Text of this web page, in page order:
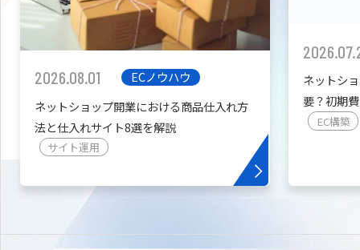
カスタマイズ開発
2026.08.01
ECノウハウ
ネットショップ開業における商品仕入れ方
法と仕入れサイト8選を解説
サイト運用
ネットシ
要？初期
を紹介
EC構築